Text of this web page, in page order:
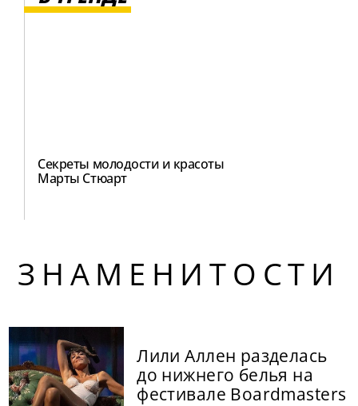
Секреты молодости и красоты
Марты Стюарт
ЗНАМЕНИТОСТИ
Лили Аллен разделась
до нижнего белья на
фестивале Boardmasters